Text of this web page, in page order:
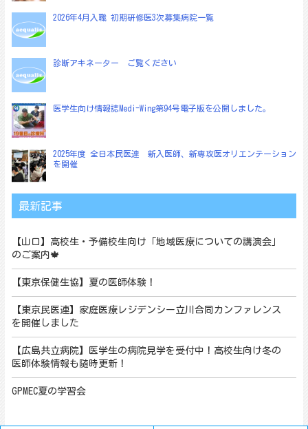
2026年4月入職 初期研修医3次募集病院一覧
診断アキネーター ご覧ください
医学生向け情報誌Medi-Wing第94号電子版を公開しました。
2025年度 全日本民医連 新入医師、新専攻医オリエンテーション
を開催
最新記事
【山口】高校生・予備校生向け「地域医療についての講演会」
のご案内🍁
【東京保健生協】夏の医師体験！
【東京民医連】家庭医療レジデンシー立川合同カンファレンス
を開催しました
【広島共立病院】医学生の病院見学を受付中！高校生向け冬の
医師体験情報も随時更新！
GPMEC夏の学習会